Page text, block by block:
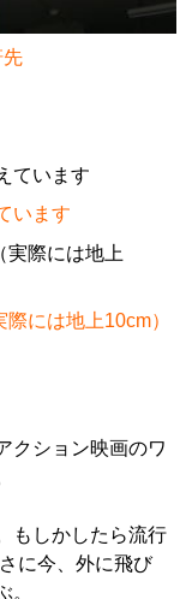
先
います
には地上10cm）
クション映画のワ
もしかしたら流行
に今、外に飛び
。